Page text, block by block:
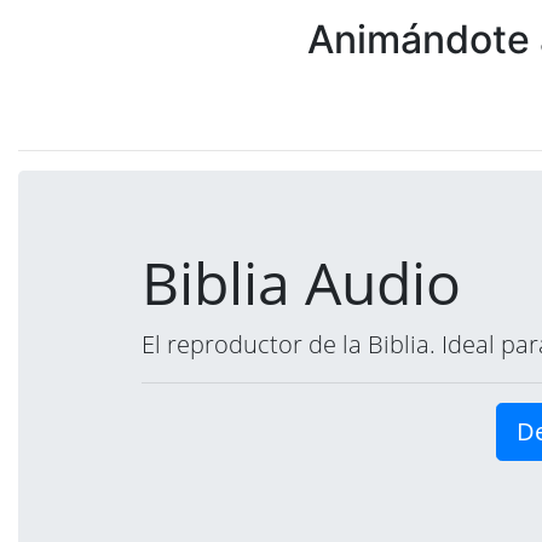
Animándote
Biblia Audio
El reproductor de la Biblia. Ideal